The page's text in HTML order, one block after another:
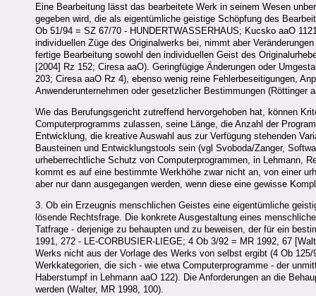
Eine Bearbeitung lässt das bearbeitete Werk in seinem Wesen
gegeben wird, die als eigentümliche geistige Schöpfung des
Ob 51/94 = SZ 67/70 - HUNDERTWASSERHAUS; Kucsko aaO
individuellen Züge des Originalwerks bei, nimmt aber
fertige Bearbeitung sowohl den individuellen Geist des
[2004] Rz 152; Ciresa aaO). Geringfügige Änderungen oder
203; Ciresa aaO Rz 4), ebenso wenig reine Fehlerbeseitigungen,
Anwenderunternehmen oder gesetzlicher Bestimmungen (Röttinger
Wie das Berufungsgericht zutreffend hervorgehoben hat, können
Computerprogramms zulassen, seine Länge, die Anzahl der
Entwicklung, die kreative Auswahl aus zur Verfügung stehenden
Bausteinen und Entwicklungstools sein (vgl Svoboda/Zanger,
urheberrechtliche Schutz von Computerprogrammen, in Lehmann,
kommt es auf eine bestimmte Werkhöhe zwar nicht an, von einer
aber nur dann ausgegangen werden, wenn diese eine gewisse
3. Ob ein Erzeugnis menschlichen Geistes eine eigentümliche
lösende Rechtsfrage. Die konkrete Ausgestaltung eines
Tatfrage - derjenige zu behaupten und zu beweisen, der für ein
1991, 272 - LE-CORBUSIER-LIEGE; 4 Ob 3/92 = MR 1992, 67
Werks nicht aus der Vorlage des Werks von selbst ergibt (4 Ob
Werkkategorien, die sich - wie etwa Computerprogramme - der
Haberstumpf in Lehmann aaO 122). Die Anforderungen an die
werden (Walter, MR 1998, 100).